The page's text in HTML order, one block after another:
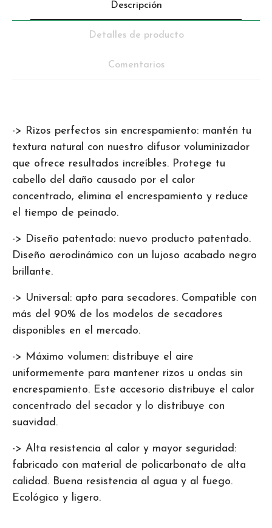
Descripción
Detalles de producto
Comentarios
-> Rizos perfectos sin encrespamiento: mantén tu
textura natural con nuestro difusor voluminizador
que ofrece resultados increíbles. Protege tu
cabello del daño causado por el calor
concentrado, elimina el encrespamiento y reduce
el tiempo de peinado.
-> Diseño patentado: nuevo producto patentado.
Diseño aerodinámico con un lujoso acabado negro
brillante.
-> Universal: apto para secadores. Compatible con
más del 90% de los modelos de secadores
disponibles en el mercado.
-> Máximo volumen: distribuye el aire
uniformemente para mantener rizos u ondas sin
encrespamiento. Este accesorio distribuye el calor
concentrado del secador y lo distribuye con
suavidad.
-> Alta resistencia al calor y mayor seguridad:
fabricado con material de policarbonato de alta
calidad. Buena resistencia al agua y al fuego.
Ecológico y ligero.